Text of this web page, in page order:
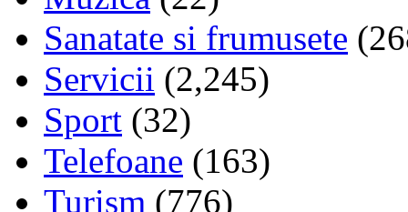
Sanatate si frumusete
Servicii (2,245)
Sport (32)
Telefoane (163)
Turism (776)